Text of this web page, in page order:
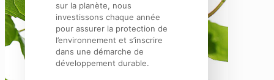
sur la planète, nous
investissons chaque année
pour assurer la protection de
l’environnement et s’inscrire
dans une démarche de
développement durable.